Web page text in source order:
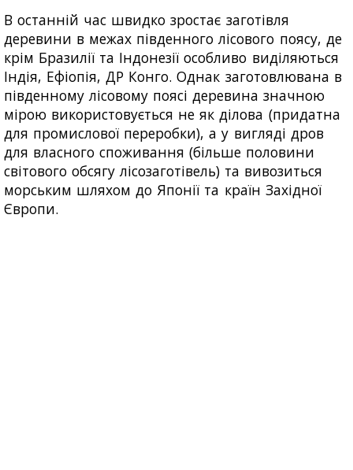
В останній час швидко зростає заготівля
деревини в межах південного лісового поясу, де
крім Бразилії та Індонезії особливо виділяються
Індія, Ефіопія, ДР Конго. Однак заготовлювана в
південному лісовому поясі деревина значною
мірою використовується не як ділова (придатна
для промислової переробки), а у вигляді дров
для власного споживання (більше половини
світового обсягу лісозаготівель) та вивозиться
морським шляхом до Японії та країн Західної
Європи.